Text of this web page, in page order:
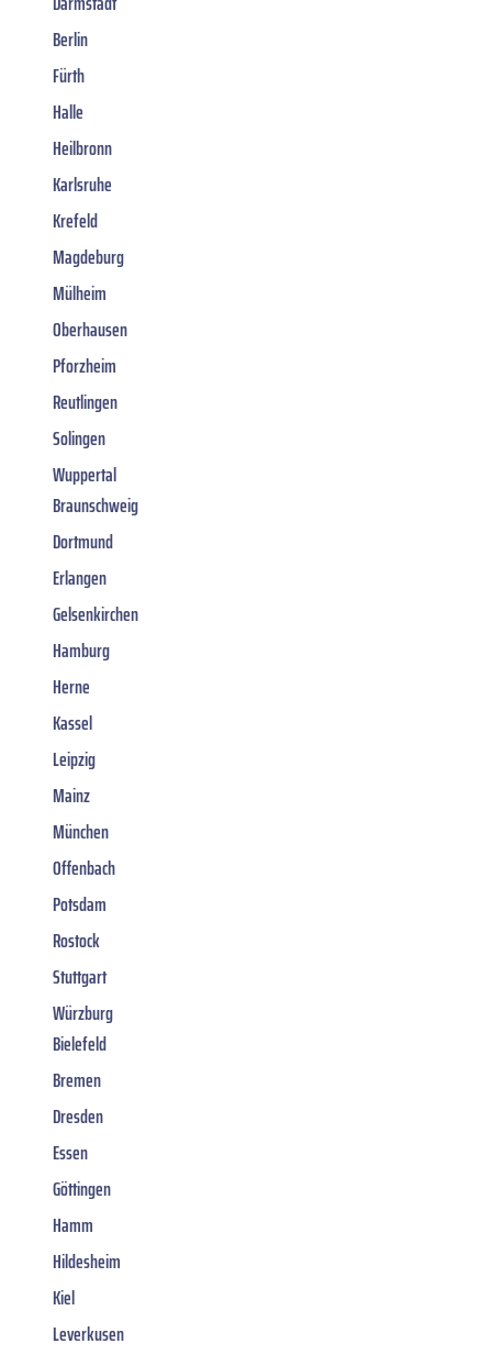
Berlin
Fürth
Halle
Heilbronn
Karlsruhe
Krefeld
Magdeburg
Mülheim
Oberhausen
Pforzheim
Reutlingen
Solingen
Wuppertal
Braunschweig
Dortmund
Erlangen
Gelsenkirchen
Hamburg
Herne
Kassel
Leipzig
Mainz
München
Offenbach
Potsdam
Rostock
Stuttgart
Würzburg
Bielefeld
Bremen
Dresden
Essen
Göttingen
Hamm
Hildesheim
Kiel
Leverkusen